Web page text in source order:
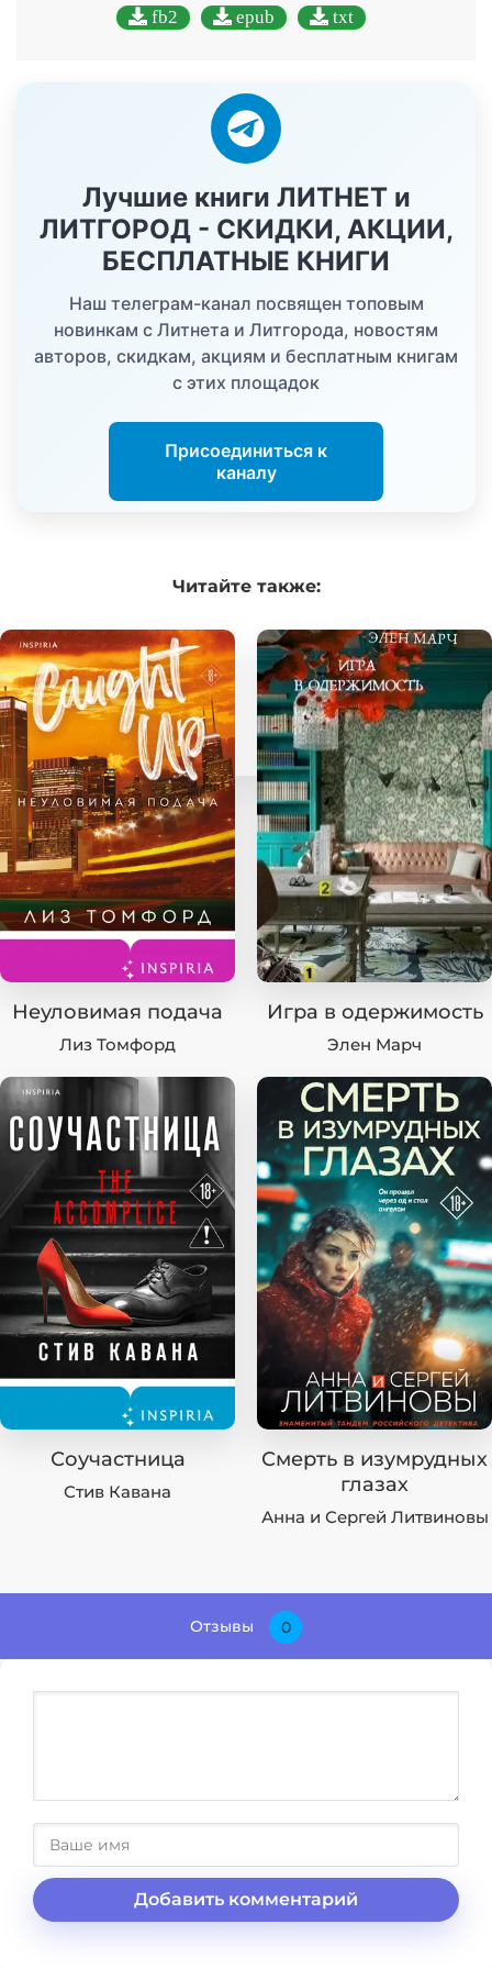
fb2 epub txt
Лучшие книги ЛИТНЕТ и
ЛИТГОРОД - СКИДКИ, АКЦИИ,
БЕСПЛАТНЫЕ КНИГИ
Наш телеграм-канал посвящен топовым
новинкам с Литнета и Литгорода, новостям
авторов, скидкам, акциям и бесплатным книгам
с этих площадок
Присоединиться к
каналу
Читайтетакже:
Неуловимая подача
Лиз Томфорд
Игра в одержимость
Элен Марч
Соучастница
Стив Кавана
Смерть в изумрудных
глазах
Анна и Сергей Литвиновы
Отзывы 0
Добавить комментарий